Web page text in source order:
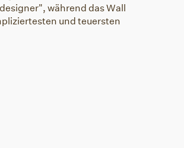
während das Wall
und teuersten